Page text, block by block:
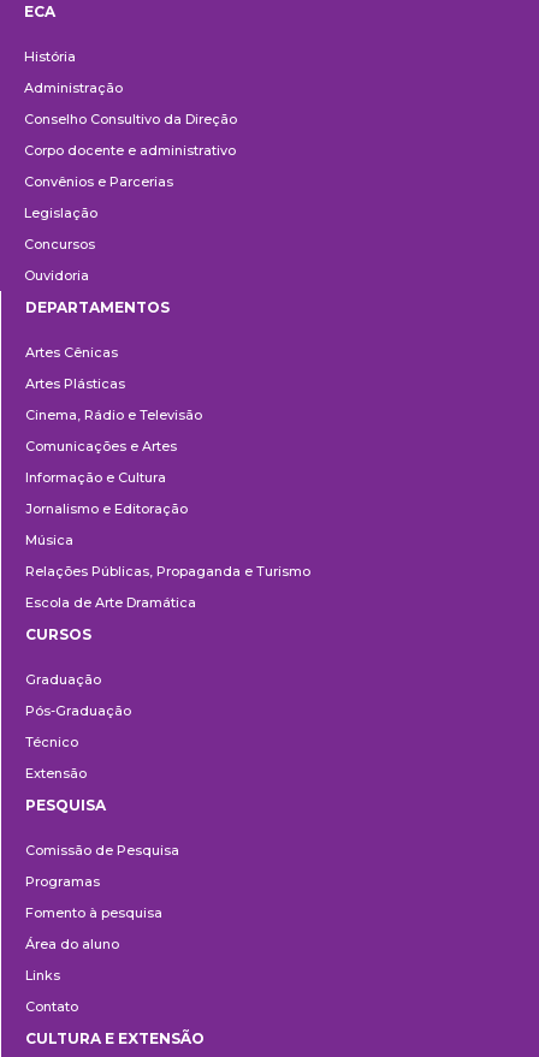
ECA
História
Administração
Conselho Consultivo da Direção
Corpo docente e administrativo
Convênios e Parcerias
Legislação
Concursos
Ouvidoria
DEPARTAMENTOS
Artes Cênicas
Artes Plásticas
Cinema, Rádio e Televisão
Comunicações e Artes
Informação e Cultura
Jornalismo e Editoração
Música
Relações Públicas, Propaganda e Turismo
Escola de Arte Dramática
CURSOS
Graduação
Pós-Graduação
Técnico
Extensão
PESQUISA
Comissão de Pesquisa
Programas
Fomento à pesquisa
Área do aluno
Links
Contato
CULTURA E EXTENSÃO